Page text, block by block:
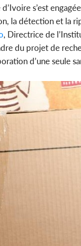
d’Ivoire s’est
la détection et la
, Directrice de
du projet de
d’une seule